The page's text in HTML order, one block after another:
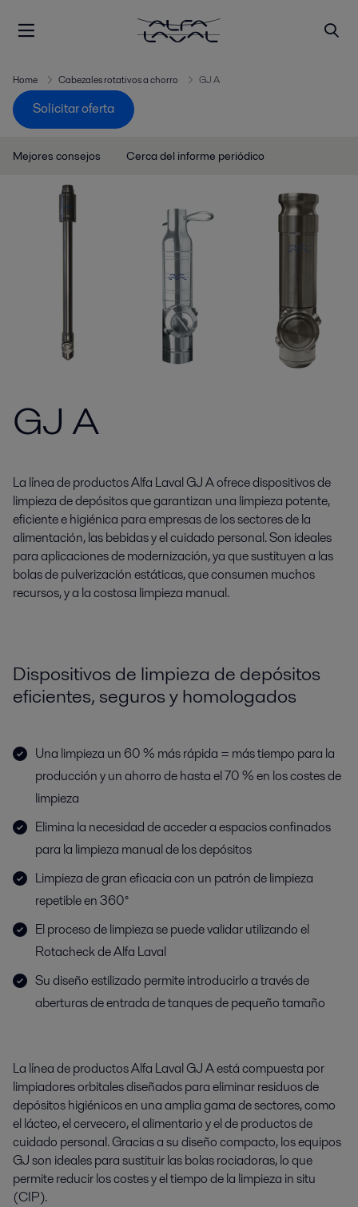
Home Cabezales rotativos a chorro GJ A
Solicitar oferta
Mejores consejos Cerca del informe periódico
GJ A
La línea de productos Alfa Laval GJ A ofrece dispositivos de
limpieza de depósitos que garantizan una limpieza potente,
eficiente e higiénica para empresas de los sectores de la
alimentación, las bebidas y el cuidado personal. Son ideales
para aplicaciones de modernización, ya que sustituyen a las
bolas de pulverización estáticas, que consumen muchos
recursos, y a la costosa limpieza manual.
Dispositivos de limpieza de depósitos
eficientes, seguros y homologados
Una limpieza un 60 % más rápida = más tiempo para la
producción y un ahorro de hasta el 70 % en los costes de
limpieza
Elimina la necesidad de acceder a espacios confinados
para la limpieza manual de los depósitos
Limpieza de gran eficacia con un patrón de limpieza
repetible en 360°
El proceso de limpieza se puede validar utilizando el
Rotacheck de Alfa Laval
Su diseño estilizado permite introducirlo a través de
aberturas de entrada de tanques de pequeño tamaño
La línea de productos Alfa Laval GJ A está compuesta por
limpiadores orbitales diseñados para eliminar residuos de
depósitos higiénicos en una amplia gama de sectores, como
el lácteo, el cervecero, el alimentario y el de productos de
cuidado personal. Gracias a su diseño compacto, los equipos
GJ son ideales para sustituir las bolas rociadoras, lo que
permite reducir los costes y el tiempo de la limpieza in situ
(CIP).